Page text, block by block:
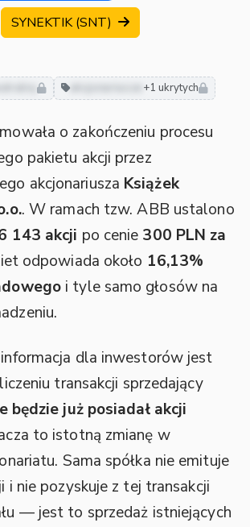
SYNEKTIK (SNT)
+1 ukrytych
o zakończeniu procesu
pakietu akcji przez
akcjonariusza Książek
. W ramach tzw. ABB ustalono
143 akcji po cenie 300 PLN za
odpowiada około 16,13%
i tyle samo głosów na
dla inwestorów jest
transakcji sprzedający
będzie już posiadał akcji
to istotną zmianę w
Sama spółka nie emituje
i nie pozyskuje z tej transakcji
— jest to sprzedaż istniejących